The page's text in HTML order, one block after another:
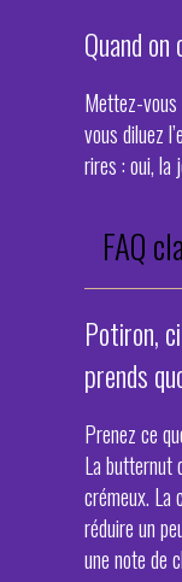
Quand
Mettez-vous
vous diluez
rires : oui, la
FAQ
Potiron,
prends
Prenez ce
La butternut
crémeux. La
réduire un
une note de